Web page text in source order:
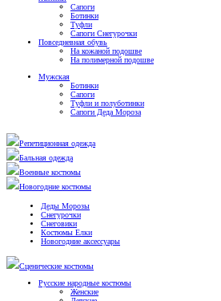
Сапоги
Ботинки
Туфли
Сапоги Снегурочки
Повседневная обувь
На кожаной подошве
На полимерной подошве
Мужская
Ботинки
Сапоги
Туфли и полуботинки
Сапоги Деда Мороза
Репетиционная одежда
Бальная одежда
Военные костюмы
Новогодние костюмы
Деды Морозы
Снегурочки
Снеговики
Костюмы Елки
Новогодние аксессуары
Сценические костюмы
Русские народные костюмы
Женские